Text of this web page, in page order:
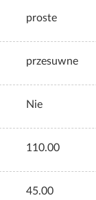
proste
przesuwne
Nie
110.00
45.00